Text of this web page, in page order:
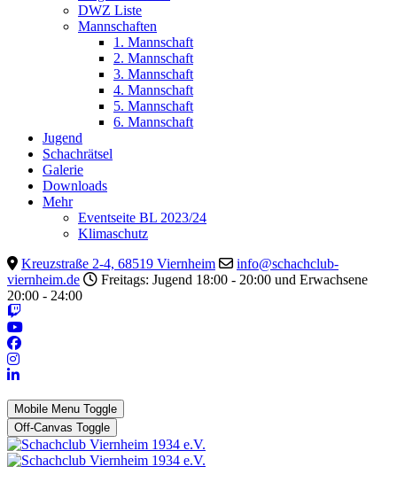
DWZ Liste
Mannschaften
1. Mannschaft
2. Mannschaft
3. Mannschaft
4. Mannschaft
5. Mannschaft
6. Mannschaft
Jugend
Schachrätsel
Galerie
Downloads
Mehr
Eventseite BL 2023/24
Klimaschutz
Kreuzstraße 2-4, 68519 Viernheim
info@schachclub-
viernheim.de
Freitags: Jugend 18:00 - 20:00 und Erwachsene
20:00 - 24:00
Mobile Menu Toggle
Off-Canvas Toggle